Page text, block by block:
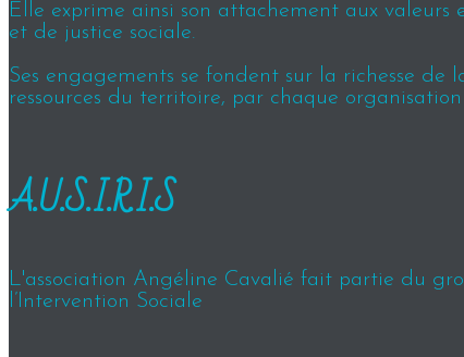
Elle exprime ainsi son attachement aux
et de justice sociale.
Ses engagements se fondent sur la richesse
ressources du territoire, par chaque
A.U.S.I.R.I.S
L'association Angéline Cavalié fait partie du
l’Intervention Sociale